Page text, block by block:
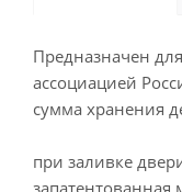
Предназначен
ассоциацией
сумма хранения
при заливке
запатентованная